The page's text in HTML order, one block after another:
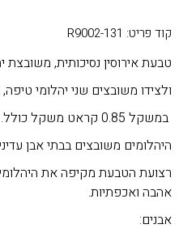
קוד פריט: R9002-131
טבעת אירוסין נסיכותית, משובצת יהלום
ולצידו משובצים שני יהלומי טיפה,
במשקל 0.85 קראט משקל כולל.
היהלומים משובצים בבתי אבן
רצועת הטבעת מקיפה את
אהבה ואכפתיות.
אבנים: